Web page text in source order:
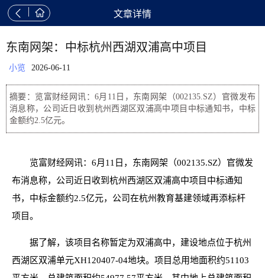
  文章详情
东南网架：中标杭州西湖双浦高中项目
小览 2026-06-11
摘要：览富财经网讯：6月11日，东南网架（002135.SZ）官微发布
消息称，公司近日收到杭州西湖区双浦高中项目中标通知书，中标
金额约2.5亿元。
览富财经网讯：6月11日，东南网架（002135.SZ）官微发
布消息称，公司近日收到杭州西湖区双浦高中项目中标通知
书，中标金额约2.5亿元，公司在杭州教育基建领域再添标杆
项目。
据了解，该项目名称暂定为双浦高中，建设地点位于杭州
西湖区双浦单元XH120407-04地块。项目总用地面积约51103